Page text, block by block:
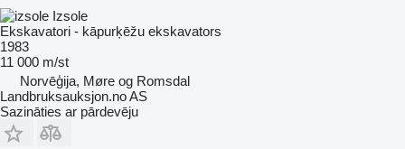
Izsole
Ekskavatori - kāpurķēžu ekskavators
1983
11 000 m/st
Norvēģija, Møre og Romsdal
Landbruksauksjon.no AS
Sazināties ar pārdevēju